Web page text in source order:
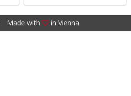
Made with in Vienna